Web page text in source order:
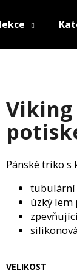
Viking
Pánské triko s
úzký lem
VELIKOST
HLEDAT